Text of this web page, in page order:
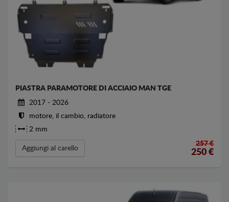
PIASTRA PARAMOTORE DI ACCIAIO MAN TGE
2017 - 2026
motore, il cambio, radiatore
2 mm
Aggiungi al carello
257 €
250 €